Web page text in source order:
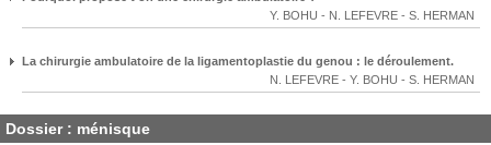
Y. BOHU - N. LEFEVRE - S. HERMAN
La chirurgie ambulatoire de la ligamentoplastie du genou : le déroulement.
N. LEFEVRE - Y. BOHU - S. HERMAN
Dossier : ménisque